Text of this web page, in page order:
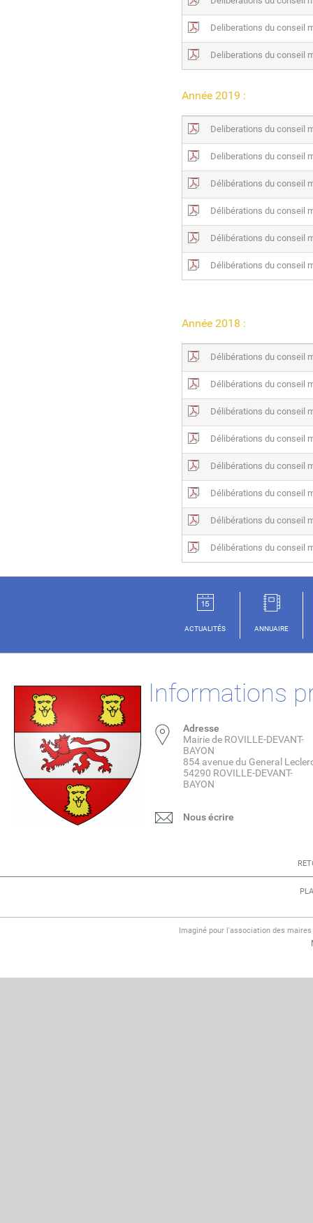
Deliberations du conseil
Deliberations du conseil
Année 2019 :
Deliberations du conseil
Deliberations du conseil
Délibérations du conseil
Délibérations du conseil
Délibérations du conseil
Délibérations du conseil
Année 2018 :
Délibérations du conseil
Délibérations du conseil
Délibérations du conseil
Délibérations du conseil
Délibérations du conseil
Délibérations du conseil
Délibérations du conseil
Délibérations du conseil
ACTUALITÉS ANNUAIRE
Informations
Adresse
Mairie de ROVILLE-DEVANT-
BAYON
854 avenue du General
54290 ROVILLE-DEVANT-
BAYON
Nous écrire
Imaginé pour l'association des